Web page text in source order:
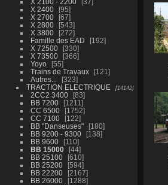
X 2400
95
X 2700
67
X 2800
543
X 3800
272
Famille des EAD
192
X 72500
330
X 73500
366
Yoyo
55
Trains de Travaux
121
Autres...
323
TRACTION ELECTRIQUE
14142
2CC2 3400
83
BB 7200
1211
CC 6500
1752
CC 7100
122
BB "Danseuses"
180
BB 9200 - 9300
138
BB 9600
110
BB 15000
44
BB 25100
610
BB 25200
594
BB 22200
2167
BB 26000
1288